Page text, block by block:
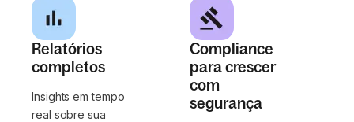
Relatórios
completos
Insights em tempo
real sobre sua
Compliance
para crescer
com
segurança